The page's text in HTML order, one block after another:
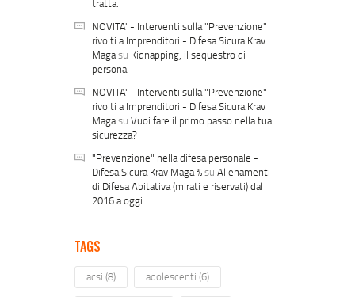
tratta.
NOVITA' - Interventi sulla "Prevenzione"
rivolti a Imprenditori - Difesa Sicura Krav
Magasu Kidnapping, il sequestro di
persona.
NOVITA' - Interventi sulla "Prevenzione"
rivolti a Imprenditori - Difesa Sicura Krav
MagasuVuoi fare il primo passo nella tua
sicurezza?
"Prevenzione" nella difesa personale -
Difesa Sicura Krav Maga %suAllenamenti
di Difesa Abitativa (mirati e riservati) dal
2016 a oggi
TAGS
acsi (8) adolescenti (6)